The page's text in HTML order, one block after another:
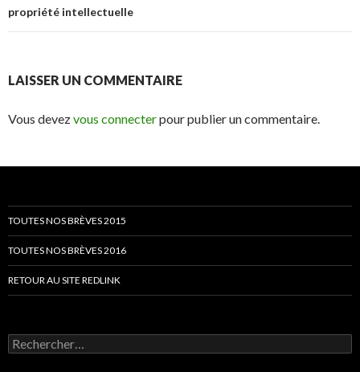
propriété intellectuelle
LAISSER UN COMMENTAIRE
Vous devezvous connecterpour publier un commentaire.
TOUTES NOS BRÈVES 2015
TOUTES NOS BRÈVES 2016
RETOUR AU SITE REDLINK
Rechercher :